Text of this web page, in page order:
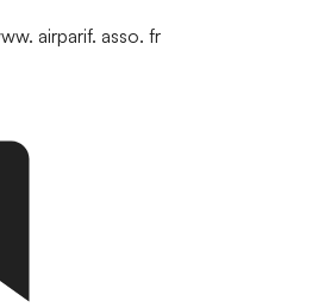
airparif. asso. fr